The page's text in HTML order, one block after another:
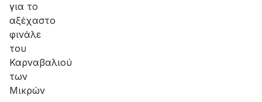
για το
αξέχαστο
φινάλε
του
Καρναβαλιού
των
Μικρών